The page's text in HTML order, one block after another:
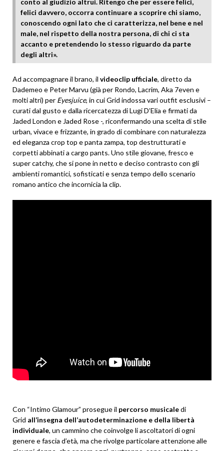
conto al giudizio altrui. Ritengo che per essere felici,
felici davvero, occorra continuare a scoprire chi siamo,
conoscendo ogni lato che ci caratterizza, nel bene e nel
male, nel rispetto della nostra persona, di chi ci sta
accanto e pretendendo lo stesso riguardo da parte
degli altri».
Ad accompagnare il brano, il videoclip ufficiale, diretto da
Dademeo e Peter Marvu (già per Rondo, Lacrim, Aka 7even e
molti altri) per Eyesjuice, in cui Grid indossa vari outfit esclusivi –
curati dal gusto e dalla ricercatezza di Lugi D’Elia e firmati da
Jaded London e Jaded Rose -, riconfermando una scelta di stile
urban, vivace e frizzante, in grado di combinare con naturalezza
ed eleganza crop top e panta zampa, top destrutturati e
corpetti abbinati a cargo pants. Uno stile giovane, fresco e
super catchy, che si pone in netto e deciso contrasto con gli
ambienti romantici, sofisticati e senza tempo dello scenario
romano antico che incornicia la clip.
Con “Intimo Glamour” prosegue il percorso musicaledi
Grid all’insegna dell’autodeterminazione e della libertà
individuale, un cammino che coinvolge li ascoltatori di ogni
genere e fascia d’età, ma che rivolge particolare attenzione alle